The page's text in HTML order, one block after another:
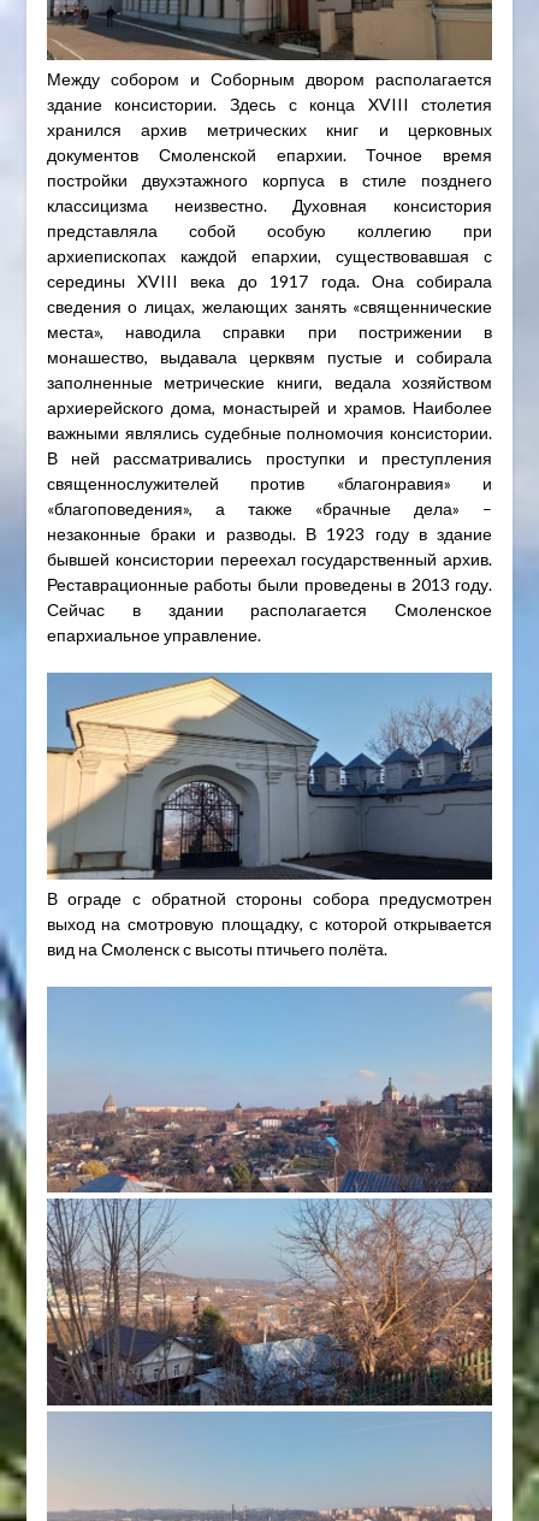
Между собором и Соборным двором располагается
здание консистории. Здесь с конца XVIII столетия
хранился архив метрических книг и церковных
документов Смоленской епархии. Точное время
постройки двухэтажного корпуса в стиле позднего
классицизма неизвестно. Духовная консистория
представляла собой особую коллегию при
архиепископах каждой епархии, существовавшая с
середины XVIII века до 1917 года. Она собирала
сведения о лицах, желающих занять «священнические
места», наводила справки при пострижении в
монашество, выдавала церквям пустые и собирала
заполненные метрические книги, ведала хозяйством
архиерейского дома, монастырей и храмов. Наиболее
важными являлись судебные полномочия консистории.
В ней рассматривались проступки и преступления
священнослужителей против «благонравия» и
«благоповедения», а также «брачные дела» –
незаконные браки и разводы. В 1923 году в здание
бывшей консистории переехал государственный архив.
Реставрационные работы были проведены в 2013 году.
Сейчас в здании располагается Смоленское
епархиальное управление.
В ограде с обратной стороны собора предусмотрен
выход на смотровую площадку, с которой открывается
вид на Смоленск с высоты птичьего полёта.